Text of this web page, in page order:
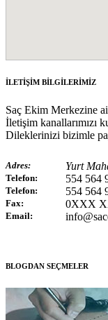
İLETİŞİM BİLGİLERİMİZ
Saç Ekim Merkezine
İletişim kanallarımızı
Dileklerinizi bizimle
Adres: Yurt
Telefon: 554 564
Telefon: 554 564
Fax: 0XXX
Email:
BLOGDAN SEÇMELER